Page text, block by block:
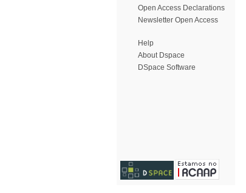
Open Access Declarations
Newsletter Open Access
Help
About Dspace
DSpace Software